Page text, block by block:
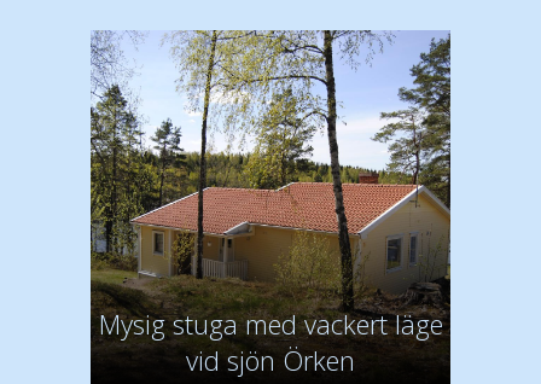
Mysig stuga med vackert läge
vid sjön Örken